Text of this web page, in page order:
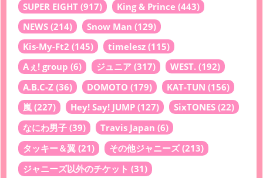
SUPER EIGHT (917) King & Prince (443)
NEWS (214) Snow Man (129)
Kis-My-Ft2 (145) timelesz (115)
Aぇ! group (6) ジュニア (317) WEST. (192)
A.B.C-Z (36) DOMOTO (179) KAT-TUN (156)
嵐 (227) Hey! Say! JUMP (127) SixTONES (22)
なにわ男子 (39) Travis Japan (6)
タッキー＆翼 (21) その他ジャニーズ(213)
ジャニーズ以外のチケット (31)